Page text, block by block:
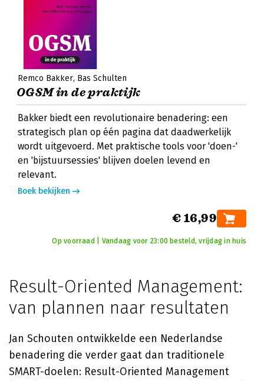
Remco Bakker Bas Schulten
OGSM in de praktijk
Bakker biedt een revolutionaire benadering: een
strategisch plan op één pagina dat daadwerkelijk
wordt uitgevoerd. Met praktische tools voor 'doen-'
en 'bijstuursessies' blijven doelen levend en
relevant.
Boek bekijken
€ 16,99
Op voorraad | Vandaag voor 23:00 besteld, vrijdag in huis
Result-Oriented Management:
van plannen naar resultaten
Jan Schouten ontwikkelde een Nederlandse
benadering die verder gaat dan traditionele
SMART-doelen: Result-Oriented Management